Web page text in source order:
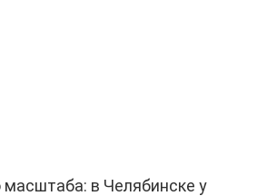
масштаба: в Челябинске у